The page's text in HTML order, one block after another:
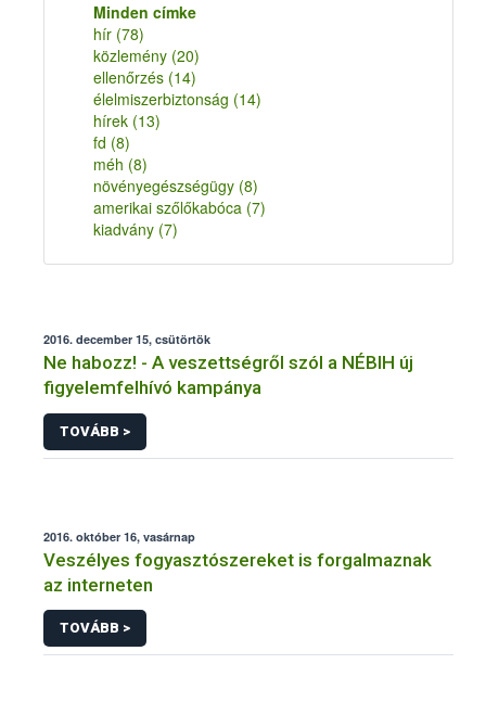
Minden címke
hír (78)
közlemény (20)
ellenőrzés (14)
élelmiszerbiztonság (14)
hírek (13)
fd (8)
méh (8)
növényegészségügy (8)
amerikai szőlőkabóca (7)
kiadvány (7)
2016. december 15, csütörtök
Ne habozz! - A veszettségről szól a NÉBIH új
figyelemfelhívó kampánya
TOVÁBB >
2016. október 16, vasárnap
Veszélyes fogyasztószereket is forgalmaznak
az interneten
TOVÁBB >